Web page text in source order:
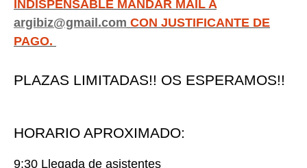
INDISPENSABLE MANDAR MAIL A
argibiz@gmail.com CON JUSTIFICANTE DE
PAGO.
PLAZAS LIMITADAS!! OS ESPERAMOS!!
HORARIO APROXIMADO:
9:30 Llegada de asistentes